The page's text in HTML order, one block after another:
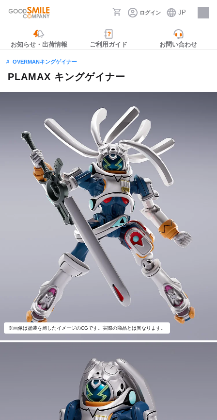
ログイン JP
採用情報
お知らせ・出荷情報 ご利用ガイド お問い合わせ
OVERMANキングゲイナー
PLAMAX キングゲイナー
※画像は塗装を施したイメージのCGです。実際の商品とは異なります。